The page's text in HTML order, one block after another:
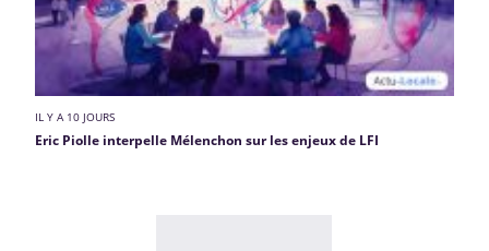
IL Y A 10 JOURS
Eric Piolle interpelle Mélenchon sur les enjeux de LFI